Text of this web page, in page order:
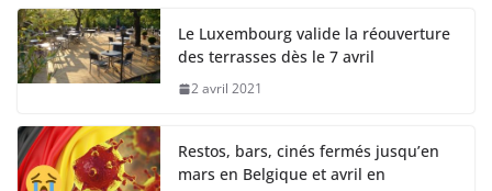
Le Luxembourg valide la réouverture
des terrasses dès le 7 avril
2 avril 2021
Restos, bars, cinés fermés jusqu’en
mars en Belgique et avril en